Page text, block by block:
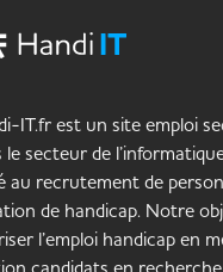
IT.fr est un site emploi
le secteur de
au recrutement de
de handicap. Notre
l’emploi handicap en